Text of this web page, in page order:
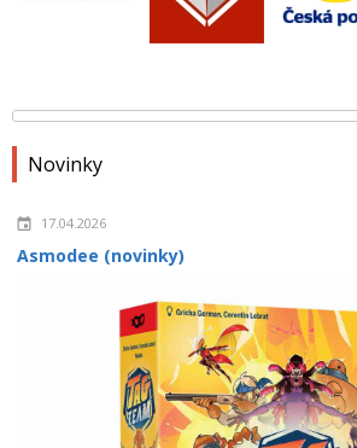
Novinky
17.04.2026
Asmodee (novinky)